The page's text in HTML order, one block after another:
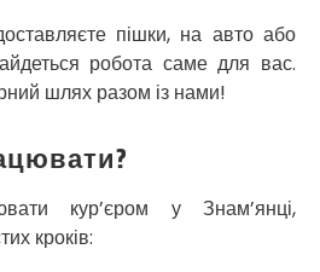
пішки, на авто або
робота саме для вас.
шлях разом із нами!
кур’єром у Знам’янці,
кроків: